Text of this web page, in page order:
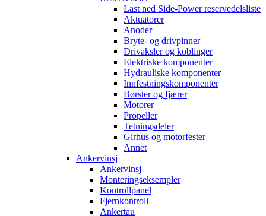
Last ned Side-Power reservedelsliste
Aktuatorer
Anoder
Bryte- og drivpinner
Drivaksler og koblinger
Elektriske komponenter
Hydrauliske komponenter
Innfestningskomponenter
Børster og fjærer
Motorer
Propeller
Tetningsdeler
Girhus og motorfester
Annet
Ankervinsj
Ankervinsj
Monteringseksempler
Kontrollpanel
Fjernkontroll
Ankertau